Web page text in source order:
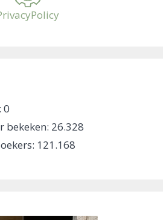
0
bekeken: 26.328
121.168